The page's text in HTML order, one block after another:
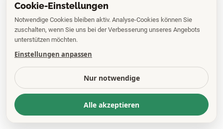
Cookie-Einstellungen
Notwendige Cookies bleiben aktiv. Analyse-Cookies können Sie
zuschalten, wenn Sie uns bei der Verbesserung unseres Angebots
unterstützen möchten.
Einstellungen anpassen
Nur notwendige
Alle akzeptieren